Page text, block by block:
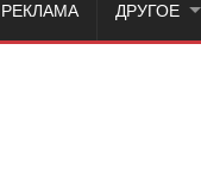
РЕКЛАМА ДРУГОЕ